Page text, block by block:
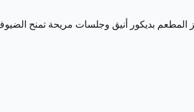
المطعم بديكور أنيق وجلسات مريحة تمنح